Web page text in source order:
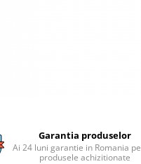
Garantia produselor
Ai 24 luni garantie in Romania
produsele achizitionate